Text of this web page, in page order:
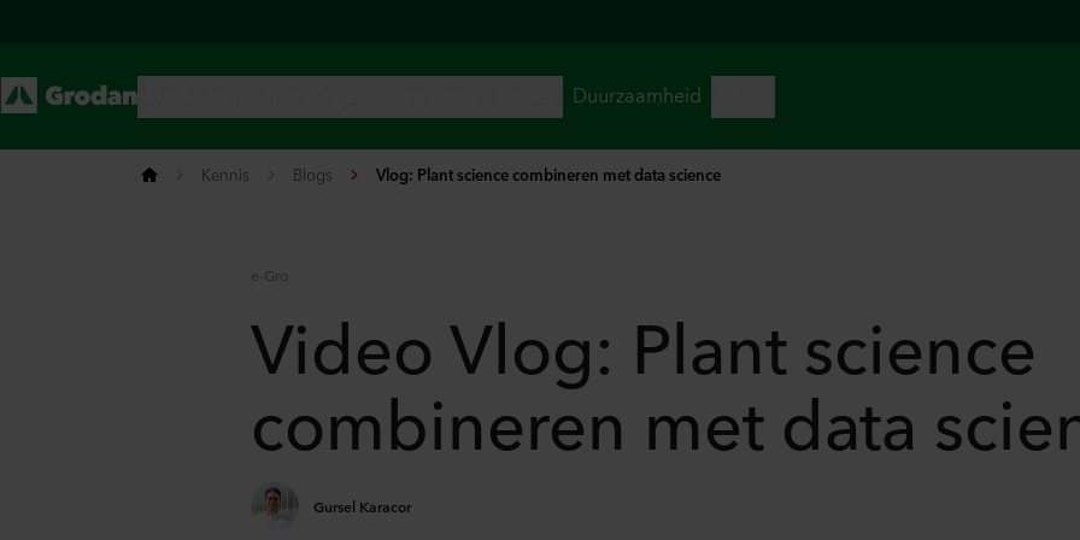
Kennis Blogs Vlog: Plant science combineren met data science
e-Gro
Video Vlog: Plant science
combineren met data
Gursel Karacor